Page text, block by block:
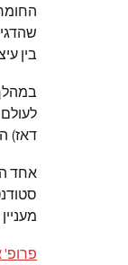
בין
דאז)
אחד
פרופ'